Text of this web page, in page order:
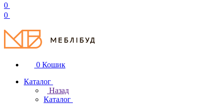
0
0
0 Кошик
Каталог
Назад
Каталог